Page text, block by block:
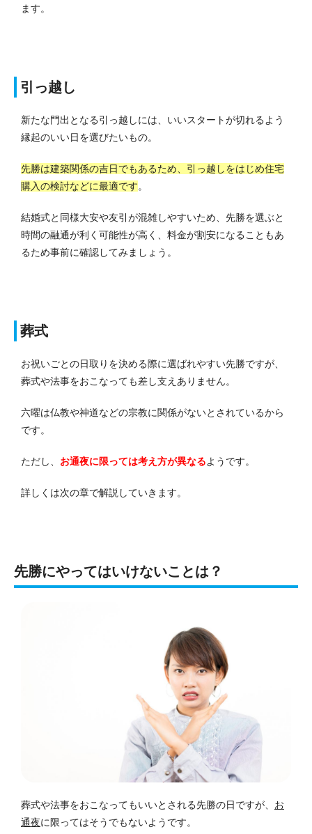
ます。
引っ越し
新たな門出となる引っ越しには、いいスタートが切れるよう
縁起のいい日を選びたいもの。
先勝は建築関係の吉日でもあるため、引っ越しをはじめ住宅
購入の検討などに最適です。
結婚式と同様大安や友引が混雑しやすいため、先勝を選ぶと
時間の融通が利く可能性が高く、料金が割安になることもあ
るため事前に確認してみましょう。
葬式
お祝いごとの日取りを決める際に選ばれやすい先勝ですが、
葬式や法事をおこなっても差し支えありません。
六曜は仏教や神道などの宗教に関係がないとされているから
です。
ただし、 お通夜に限っては考え方が異なるようです。
詳しくは次の章で解説していきます。
先勝にやってはいけないことは？
葬式や法事をおこなってもいいとされる先勝の日ですが、 お
通夜に限ってはそうでもないようです。